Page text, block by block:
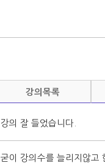
강의목록
강의 잘 들었습니다.
굳이 강의수를 늘리지않고